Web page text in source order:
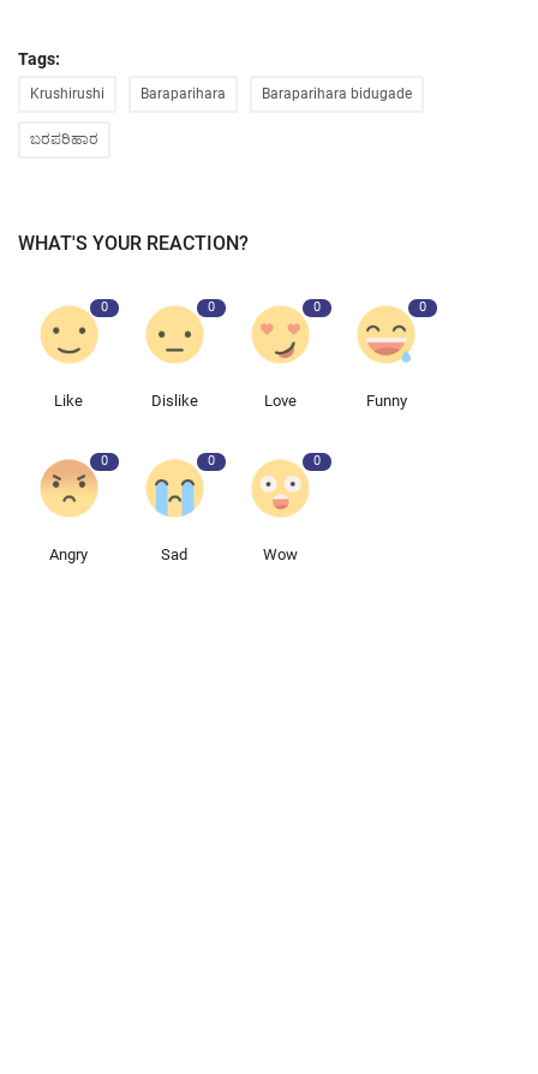
Tags:
Krushirushi Baraparihara Baraparihara bidugade
ಬರಪರಿಹಾರ
WHAT'S YOUR REACTION?
0
Like
0
Dislike
0
Love
0
Funny
0
Angry
0
Sad
0
Wow